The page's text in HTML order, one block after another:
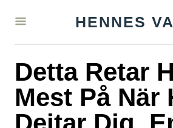
HENNES
Detta Retar
Mest På När